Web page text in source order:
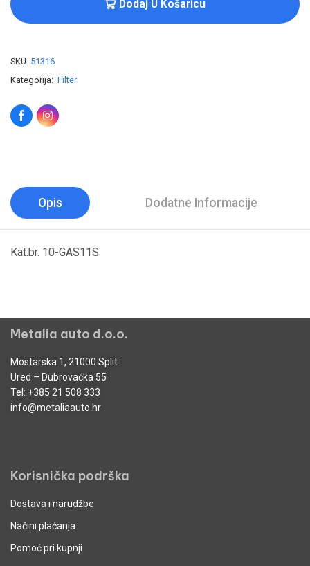
Dodaj U Košaricu
SKU: 51316
Kategorija: Filter
Opis Dodatne Informacije
Kat.br. 10-GAS11S
Metalia auto d.o.o.
Mostarska 1, 21000 Split
Ured – Dubrovačka 55
Tel: +385 21 508 333
info@metaliaauto.hr
Korisnička podrška
Dostava i narudžbe
Načini plaćanja
Pomoć pri kupnji